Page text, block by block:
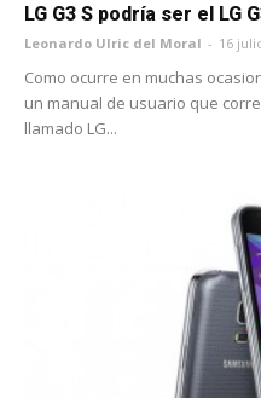
LG G3 S podría ser el LG
Leonardo Ulric del Moral - 16
Como ocurre en muchas
un manual de usuario que
llamado LG...